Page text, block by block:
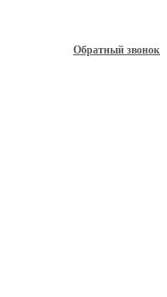
Обратный звонок